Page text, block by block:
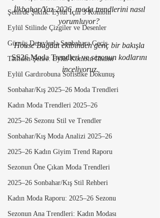
Şehirde Şıklık: Eylül İçin 3 Kombin
Eylül Stilinde Çizgiler ve Desenler
Gümüş Detaylarla Sonbahara Geçiş
Tatilden Şehre: Eylül Kombin İlhamı
Eylül Gardırobuna Sofistike Dokunuş
Sonbahar/Kış 2025–26 Moda Trendleri
Kadın Moda Trendleri 2025–26
2025–26 Sezonu Stil ve Trendler
Sonbahar/Kış Moda Analizi 2025–26
2025–26 Kadın Giyim Trend Raporu
Sezonun Öne Çıkan Moda Trendleri
2025–26 Sonbahar/Kış Stil Rehberi
Kadın Moda Raporu: 2025–26 Sezonu
Sezonun Ana Trendleri: Kadın Modası
İlkbahar/Yaz 2026, moda trendlerini nasıl
yorumluyor?
House Bağdat ekibinden genç bir bakışla
SS26 Moda Trendleri ve sezonun kodlarını
inceliyoruz.